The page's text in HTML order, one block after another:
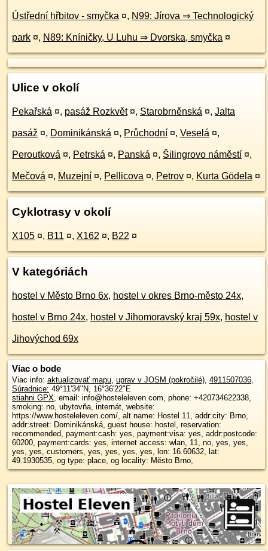
Ústřední hřbitov - smyčka ¤, N99: Jírova ⇒ Technologický
park ¤, N89: Kníničky, U Luhu ⇒ Dvorska, smyčka ¤
Ulice v okolí
Pekařská ¤, pasáž Rozkvět ¤, Starobrněnská ¤, Jalta
pasáž ¤, Dominikánská ¤, Průchodní ¤, Veselá ¤,
Peroutková ¤, Petrská ¤, Panská ¤, Šilingrovo náměstí ¤,
Mečová ¤, Muzejní ¤, Pellicova ¤, Petrov ¤, Kurta Gödela ¤
Cyklotrasy v okolí
X105 ¤, B11 ¤, X162 ¤, B22 ¤
V kategóriách
hostel v Město Brno 6x, hostel v okres Brno-město 24x,
hostel v Brno 24x, hostel v Jihomoravský kraj 59x, hostel v
Jihovýchod 69x
Viac o bode
Viac info: aktualizovať mapu, uprav v JOSM (pokročilé), 4911507036,
Súradnice: 49°11'34"N, 16°36'22"E
stiahni GPX, email: info@hosteleleven.com, phone: +420734622338,
smoking: no, ubytovňa, internát, website:
https://www.hosteleleven.com/, alt name: Hostel 11, addr:city: Brno,
addr:street: Dominikánská, guest house: hostel, reservation:
recommended, payment:cash: yes, payment:visa: yes, addr:postcode:
60200, payment:cards: yes, internet access: wlan, 11, no, yes, yes,
yes, yes, customers, yes, yes, yes, yes, lon: 16.60632, lat:
49.1930535, og type: place, og locality: Město Brno,